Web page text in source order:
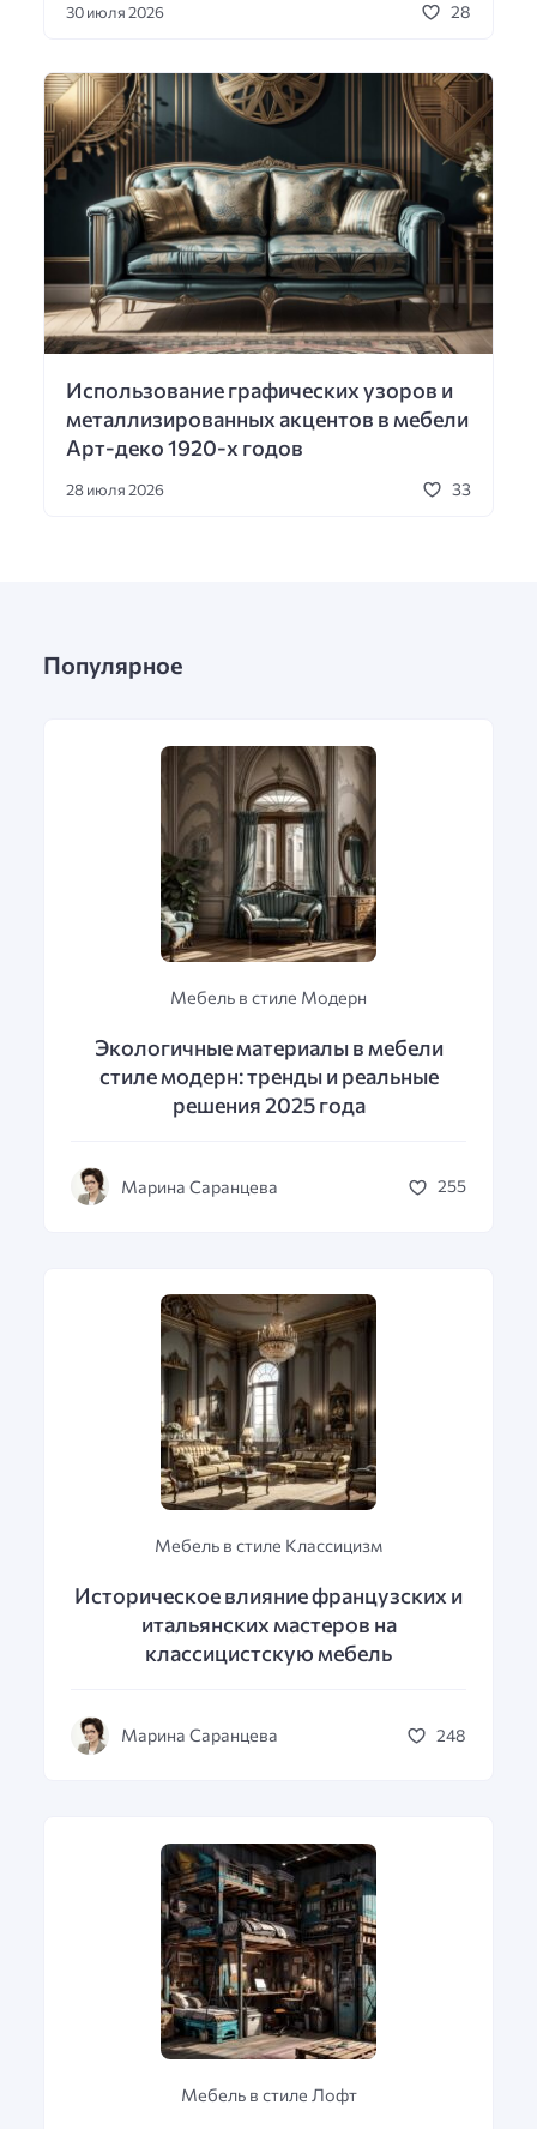
30 июля 2026 28
Использование графических узоров и
металлизированных акцентов в мебели
Арт-деко 1920-х годов
28 июля 2026 33
Популярное
Мебель в стиле Модерн
Экологичные материалы в мебели
стиле модерн: тренды и реальные
решения 2025 года
Марина Саранцева 255
Мебель в стиле Классицизм
Историческое влияние французских и
итальянских мастеров на
классицистскую мебель
Марина Саранцева 248
Мебель в стиле Лофт